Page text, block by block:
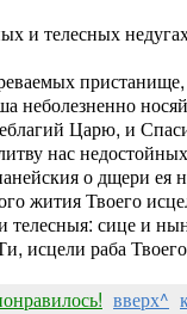
и телесных
неболезненно
Царю, и
нас
о дщери ея
жития Твоего
телесныя: сице и
исцели раба
вверх^